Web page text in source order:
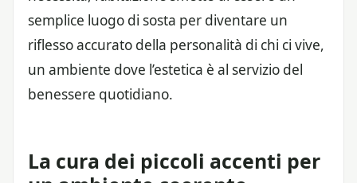
semplice luogo di sosta per diventare un
riflesso accurato della personalità di chi ci vive,
un ambiente dove l’estetica è al servizio del
benessere quotidiano.
La cura dei piccoli accenti per